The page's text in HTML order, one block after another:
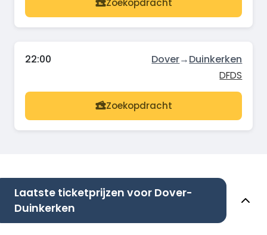
Zoekopdracht
22:00 Dover→Duinkerken
DFDS
Zoekopdracht
Laatste ticketprijzen voor Dover-
Duinkerken